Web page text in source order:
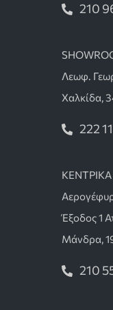
210
Λεωφ.
Χαλκίδα,
222
Έξοδος 1
Μάνδρα,
210